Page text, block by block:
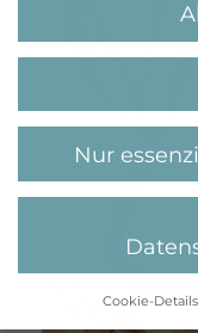
Nur
Cookie-Details